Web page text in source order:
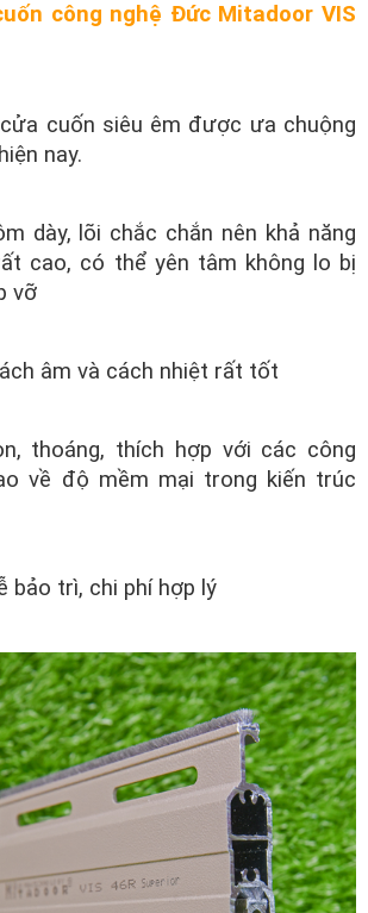
công nghệ Đức Mitadoor VIS
cuốn siêu êm được ưa chuộng
nay.
dày, lõi chắc chắn nên khả năng
cao, có thể yên tâm không lo bị
vỡ
âm và cách nhiệt rất tốt
thoáng, thích hợp với các công
về độ mềm mại trong kiến trúc
bảo trì, chi phí hợp lý